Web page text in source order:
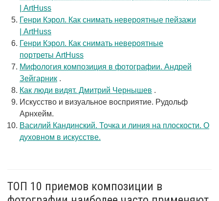
| ArtHuss
Генри Кэрол. Как снимать невероятные пейзажи
| ArtHuss
Генри Кэрол. Как снимать невероятные
портреты ArtHuss
Мифология композиция в фотографии. Андрей
Зейгарник .
Как люди видят. Дмитрий Чернышев .
Искусство и визуальное восприятие. Рудольф
Арнхейм.
Василий Кандинский. Точка и линия на плоскости. О
духовном в искусстве.
ТОП 10 приемов композиции в